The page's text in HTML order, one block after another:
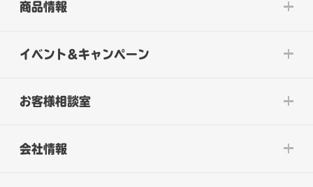
商品情報
イベント&キャンペーン
お客様相談室
会社情報